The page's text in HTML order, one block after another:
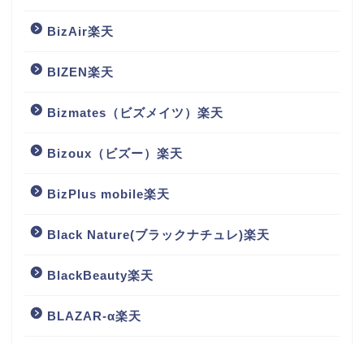
BizAir楽天
BIZEN楽天
Bizmates（ビズメイツ）楽天
Bizoux（ビズー）楽天
BizPlus mobile楽天
Black Nature(ブラックナチュレ)楽天
BlackBeauty楽天
BLAZAR-α楽天